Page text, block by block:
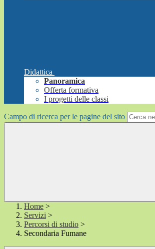
Didattica
Panoramica
Offerta formativa
I progetti delle classi
Campo di ricerca per le pagine del sito
Home >
Servizi >
Percorsi di studio >
Secondaria Fumane